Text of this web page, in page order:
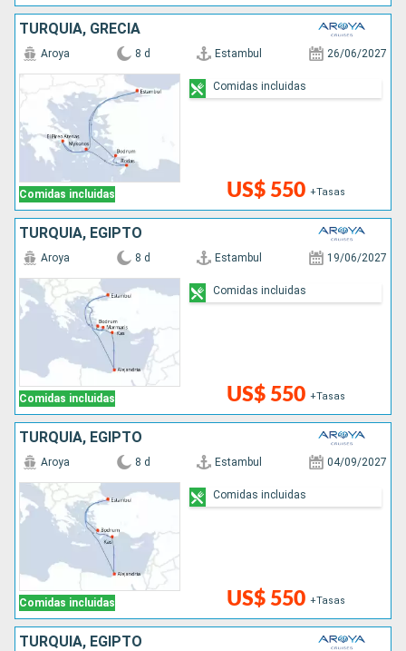
TURQUÍA, GRECIA
Comidas incluidas
Aroya 8 d Estambul 26/06/2027
US$ 550 +Tasas
Comidas incluidas
TURQUÍA, EGIPTO
Comidas incluidas
Aroya 8 d Estambul 19/06/2027
US$ 550 +Tasas
Comidas incluidas
TURQUÍA, EGIPTO
Comidas incluidas
Aroya 8 d Estambul 04/09/2027
US$ 550 +Tasas
Comidas incluidas
TURQUÍA, EGIPTO